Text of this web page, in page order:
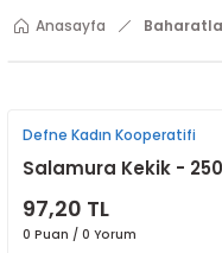
Anasayfa
Defne Kadın Kooperatifi
Salamura Kekik -
97,20 TL
0 Puan / 0 Yorum